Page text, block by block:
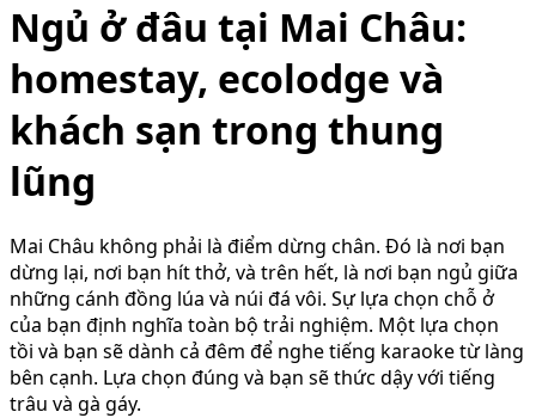
Ngủ ở đâu tại Mai Châu:
homestay, ecolodge và
khách sạn trong thung
lũng
Mai Châu không phải là điểm dừng chân. Đó là nơi bạn
dừng lại, nơi bạn hít thở, và trên hết, là nơi bạn ngủ giữa
những cánh đồng lúa và núi đá vôi. Sự lựa chọn chỗ ở
của bạn định nghĩa toàn bộ trải nghiệm. Một lựa chọn
tồi và bạn sẽ dành cả đêm để nghe tiếng karaoke từ làng
bên cạnh. Lựa chọn đúng và bạn sẽ thức dậy với tiếng
trâu và gà gáy.